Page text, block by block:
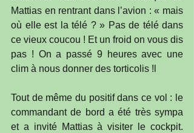
Mattias en rentrant dans l’avion : « mais
où elle est la télé ? » Pas de télé dans
ce vieux coucou ! Et un froid on vous dis
pas ! On a passé 9 heures avec une
clim à nous donner des torticolis !l
Tout de même du positif dans ce vol : le
commandant de bord a été très sympa
et a invité Mattias à visiter le cockpit.